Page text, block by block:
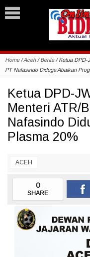
Home/Aceh/Berita/Ketua DPD-
PT Nafasindo Diduga Abaikan
Ketua DPD-
Menteri ATR/
Nafasindo
Plasma 20%
ACEH
0
SHARE